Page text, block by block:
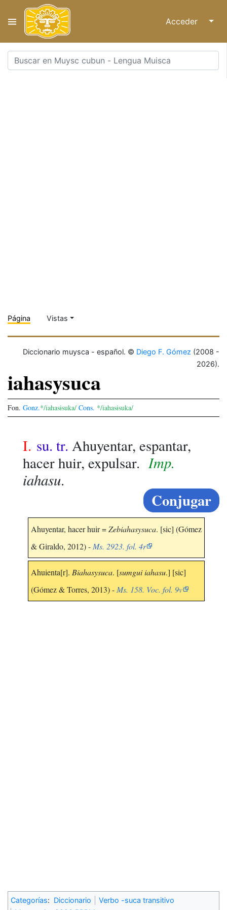
Acceder ↓
Página Vistas
Diccionario muysca - español. © Diego F. Gómez (2008 -
2026).
iahasysuca
Fon. Gonz.*/iahasɨsuka/ Cons. */iahasɨsuka/
I. su. tr. Ahuyentar, espantar,
hacer huir, expulsar. Imp.
iahasu.
Conjugar
Ahuyentar, hacer huir =Zebiahasysuca. [sic] (Gómez
& Giraldo, 2012) - Ms. 2923. fol. 4r
Ahuienta[r]. Biahasysuca. [sumgui iahasu.] [sic]
(Gómez & Torres, 2013) - Ms. 158. Voc. fol. 9v
Categorías: Diccionario
Verbo -suca transitivo